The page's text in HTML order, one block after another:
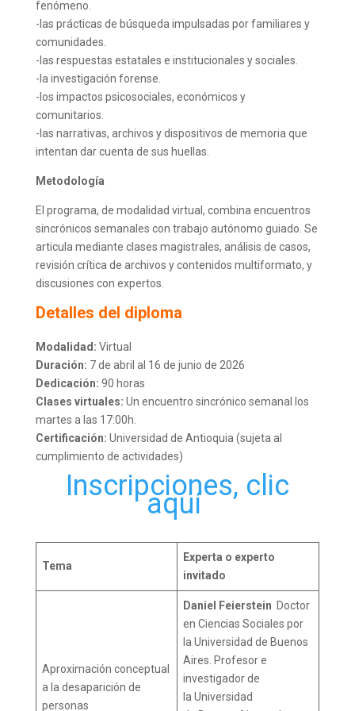
fenómeno.
-las prácticas de búsqueda impulsadas por familiares y
comunidades.
-las respuestas estatales e institucionales y sociales.
-la investigación forense.
-los impactos psicosociales, económicos y
comunitarios.
-las narrativas, archivos y dispositivos de memoria que
intentan dar cuenta de sus huellas.
Metodología
El programa, de modalidad virtual, combina encuentros
sincrónicos semanales con trabajo autónomo guiado. Se
articula mediante clases magistrales, análisis de casos,
revisión crítica de archivos y contenidos multiformato, y
discusiones con expertos.
Detalles del diploma
Modalidad: Virtual
Duración: 7 de abril al 16 de junio de 2026
Dedicación: 90 horas
Clases virtuales: Un encuentro sincrónico semanal los
martes a las 17:00h.
Certificación: Universidad de Antioquia (sujeta al
cumplimiento de actividades)
Inscripciones, clic
aquí
Tema
Experta o experto
invitado
Aproximación conceptual
a la desaparición de
personas
Daniel Feierstein Doctor
en Ciencias Sociales por
la Universidad de Buenos
Aires. Profesor e
investigador de
la Universidad